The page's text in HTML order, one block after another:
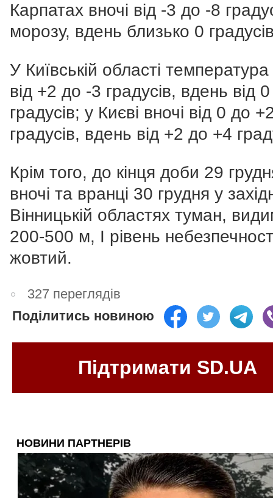
Карпатах вночі від -3 до -8
морозу, вдень близько 0
У Київській області температура
від +2 до -3 градусів, вдень від
градусів; у Києві вночі від 0 до
градусів, вдень від +2 до +4
Крім того, до кінця доби 29
вночі та вранці 30 грудня у
Вінницькій областях туман,
200-500 м, I рівень
жовтий.
327 переглядів
Поділитись новиною
Підтримати SD.UA